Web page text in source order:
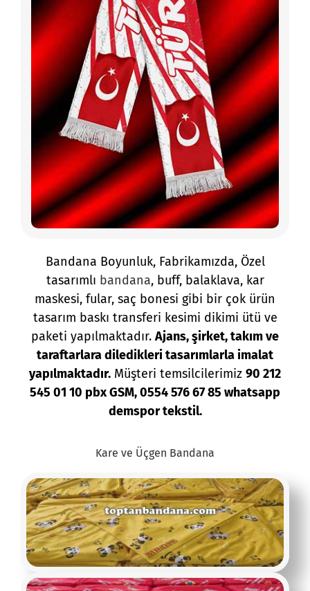
Bandana Boyunluk, Fabrikamızda, Özel
tasarımlı bandana, buff, balaklava, kar
maskesi, fular, saç bonesi gibi bir çok ürün
tasarım baskı transferi kesimi dikimi ütü ve
paketi yapılmaktadır.Ajans, şirket, takım ve
taraftarlara diledikleri tasarımlarla imalat
yapılmaktadır. Müşteri temsilcilerimiz 90 212
545 01 10 pbx GSM, 0554 576 67 85 whatsapp
demspor tekstil.
Kare ve Üçgen Bandana